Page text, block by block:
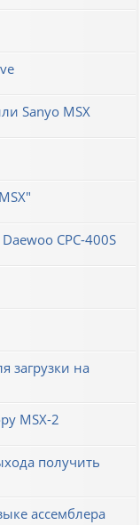
Sanyo MSX
CPC-400S
загрузки на
MSX-2
получить
ассемблера